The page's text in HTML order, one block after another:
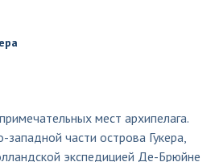
мест архипелага.
части острова Гукера,
экспедицией Де-Брюйне